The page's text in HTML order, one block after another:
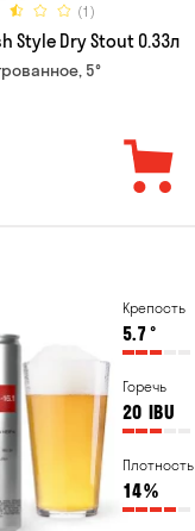
(1)
Style Dry Stout 0.33л
5°
Крепость
5.7°
Горечь
20 IBU
Плотность
14%